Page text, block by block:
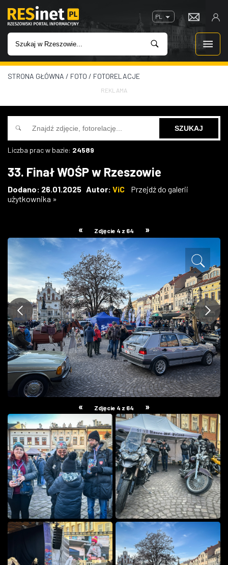
PL
WIADOMOŚCI
INWESTYCJE
IMPREZY
W KINACH
ZDJĘCIA
W RZESZOWIE
STRONA GŁÓWNA / FOTO / FOTORELACJE
REKLAMA
Liczba prac w bazie: 24589
33. Finał WOŚP w Rzeszowie
Dodano: 26.01.2025 Autor: ViC
Przejdź do galerii
użytkownika »
« Zdjęcie 4 z 64 »
« Zdjęcie 4 z 64 »